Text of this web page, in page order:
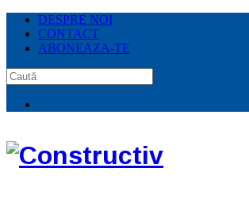
DESPRE NOI
CONTACT
ABONEAZA-TE